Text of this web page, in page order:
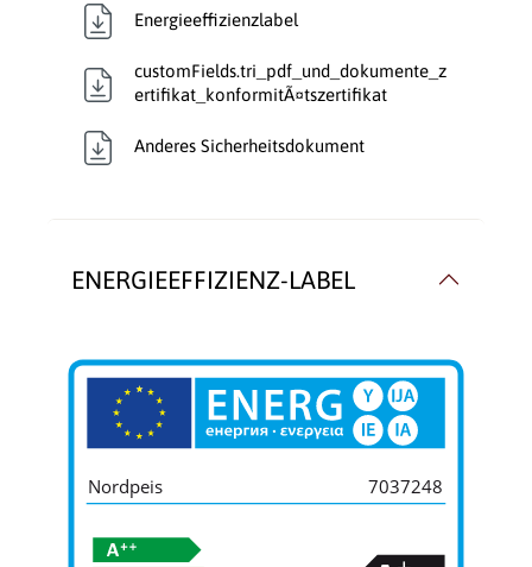
Energieeffizienzlabel
customFields.tri_pdf_und_dokumente_z
ertifikat_konformitÃ¤tszertifikat
Anderes Sicherheitsdokument
ENERGIEEFFIZIENZ-LABEL
Nordpeis 7037248